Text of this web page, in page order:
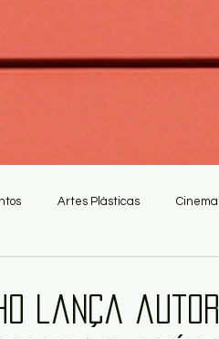
Artes Plásticas Cinema
lança